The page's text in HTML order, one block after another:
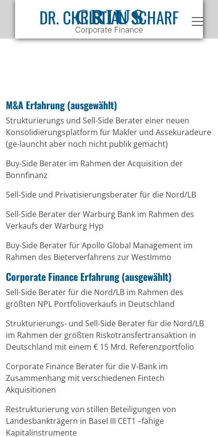
DR. CHRISTIAN SCHARF
M&A Erfahrung (ausgewählt)
Strukturierungs und Sell-Side Berater einer neuen
Konsolidierungsplatform für Makler und Assekuradeure
(ge-launcht aber noch nicht publik gemacht)
Buy-Side Berater im Rahmen der Acquisition der
Bonnfinanz
Sell-Side und Privatisierungsberater für die Nord/LB
Sell-Side Berater der Warburg Bank im Rahmen des
Verkaufs der Warburg Hyp
Buy-Side Berater für Apollo Global Management im
Rahmen des Bieterverfahrens zur WestImmo
Corporate Finance Erfahrung (ausgewählt)
Sell-Side Berater für die Nord/LB im Rahmen des
größten NPL Portfolioverkaufs in Deutschland
Strukturierungs- und Sell-Side Berater für die Nord/LB
im Rahmen der größten Riskotransfertransaktion in
Deutschland mit einem € 15 Mrd. Referenzportfolio
Corporate Finance Berater für die V-Bank im
Zusammenhang mit verschiedenen Fintech
Akquisitionen
Restrukturierung von stillen Beteiligungen von
Landesbankträgern in Basel III CET1 –fähige
Kapitalinstrumente